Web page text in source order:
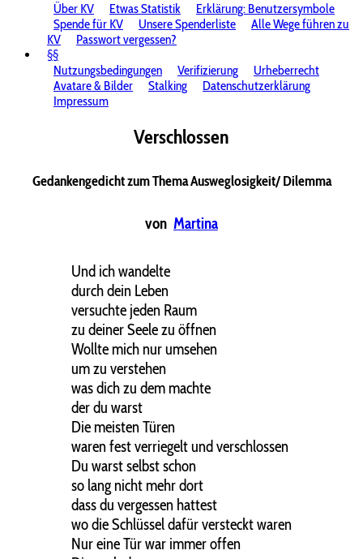
Über KV
Etwas Statistik
Erklärung: Benutzersymbole
Spende für KV
Unsere Spenderliste
Alle Wege führen zu
KV
Passwort vergessen?
§§
Nutzungsbedingungen
Verifizierung
Urheberrecht
Avatare & Bilder
Stalking
Datenschutzerklärung
Impressum
Verschlossen
Gedankengedicht zum Thema Ausweglosigkeit/ Dilemma
von Martina
Und ich wandelte
durch dein Leben
versuchte jeden Raum
zu deiner Seele zu öffnen
Wollte mich nur umsehen
um zu verstehen
was dich zu dem machte
der du warst
Die meisten Türen
waren fest verriegelt und verschlossen
Du warst selbst schon
so lang nicht mehr dort
dass du vergessen hattest
wo die Schlüssel dafür versteckt waren
Nur eine Tür war immer offen